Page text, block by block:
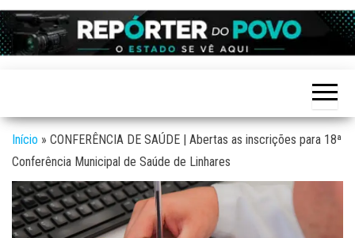
Skip
to
the
Reporter
site de
Notícias
Início » CONFERÊNCIA DE SAÚDE | Abertas as inscrições para 18ª
Conferência Municipal de Saúde de Linhares